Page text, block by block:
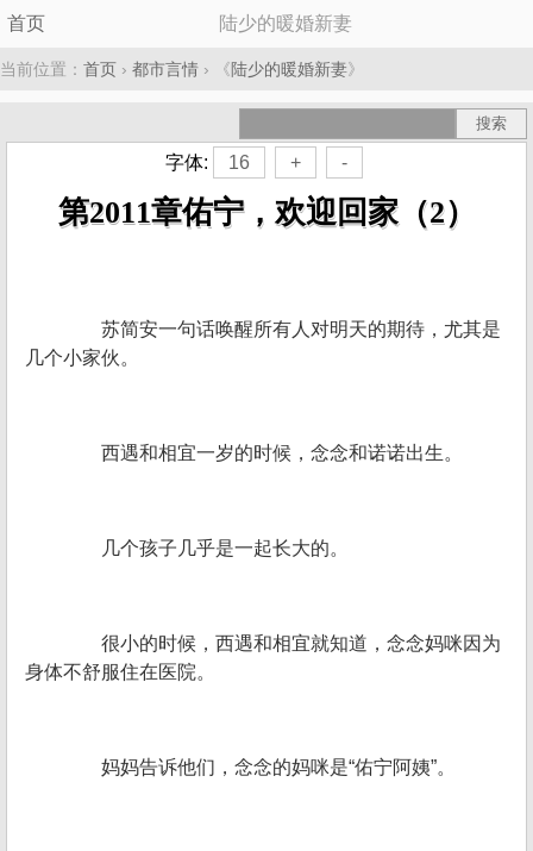
首页 陆少的暖婚新妻
当前位置： 首页 › 都市言情 › 《陆少的暖婚新妻》
字体: 16 + -
第2011章佑宁，欢迎回家（2）
苏简安一句话唤醒所有人对明天的期待，尤其是
几个小家伙。
西遇和相宜一岁的时候，念念和诺诺出生。
几个孩子几乎是一起长大的。
很小的时候，西遇和相宜就知道，念念妈咪因为
身体不舒服住在医院。
妈妈告诉他们，念念的妈咪是“佑宁阿姨”。